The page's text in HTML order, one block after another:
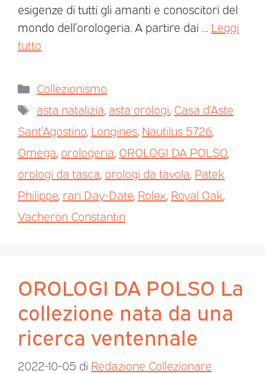
esigenze di tutti gli amanti e conoscitori del
mondo dell’orologeria. A partire dai … Leggi
tutto
Collezionismo
asta natalizia, asta orologi, Casa d’Aste
Sant’Agostino, Longines, Nautilus 5726,
Omega, orologeria, OROLOGI DA POLSO,
orologi da tasca, orologi da tavola, Patek
Philippe, rari Day-Date, Rolex, Royal Oak,
Vacheron Constantin
OROLOGI DA POLSO La
collezione nata da una
ricerca ventennale
2022-10-05 di Redazione Collezionare